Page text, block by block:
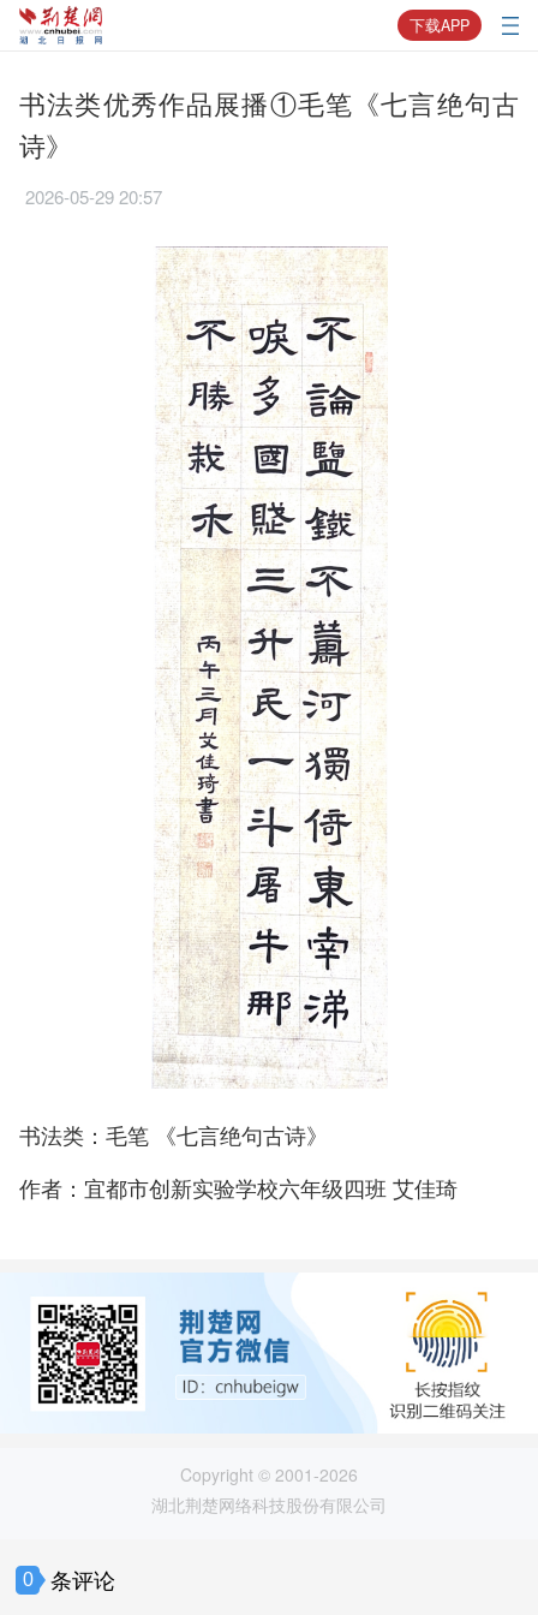
下载APP
书法类优秀作品展播①毛笔《七言绝句古
诗》
2026-05-29 20:57
书法类：毛笔 《七言绝句古诗》
作者：宜都市创新实验学校六年级四班 艾佳琦
Copyright © 2001-2026
湖北荆楚网络科技股份有限公司
0 条评论